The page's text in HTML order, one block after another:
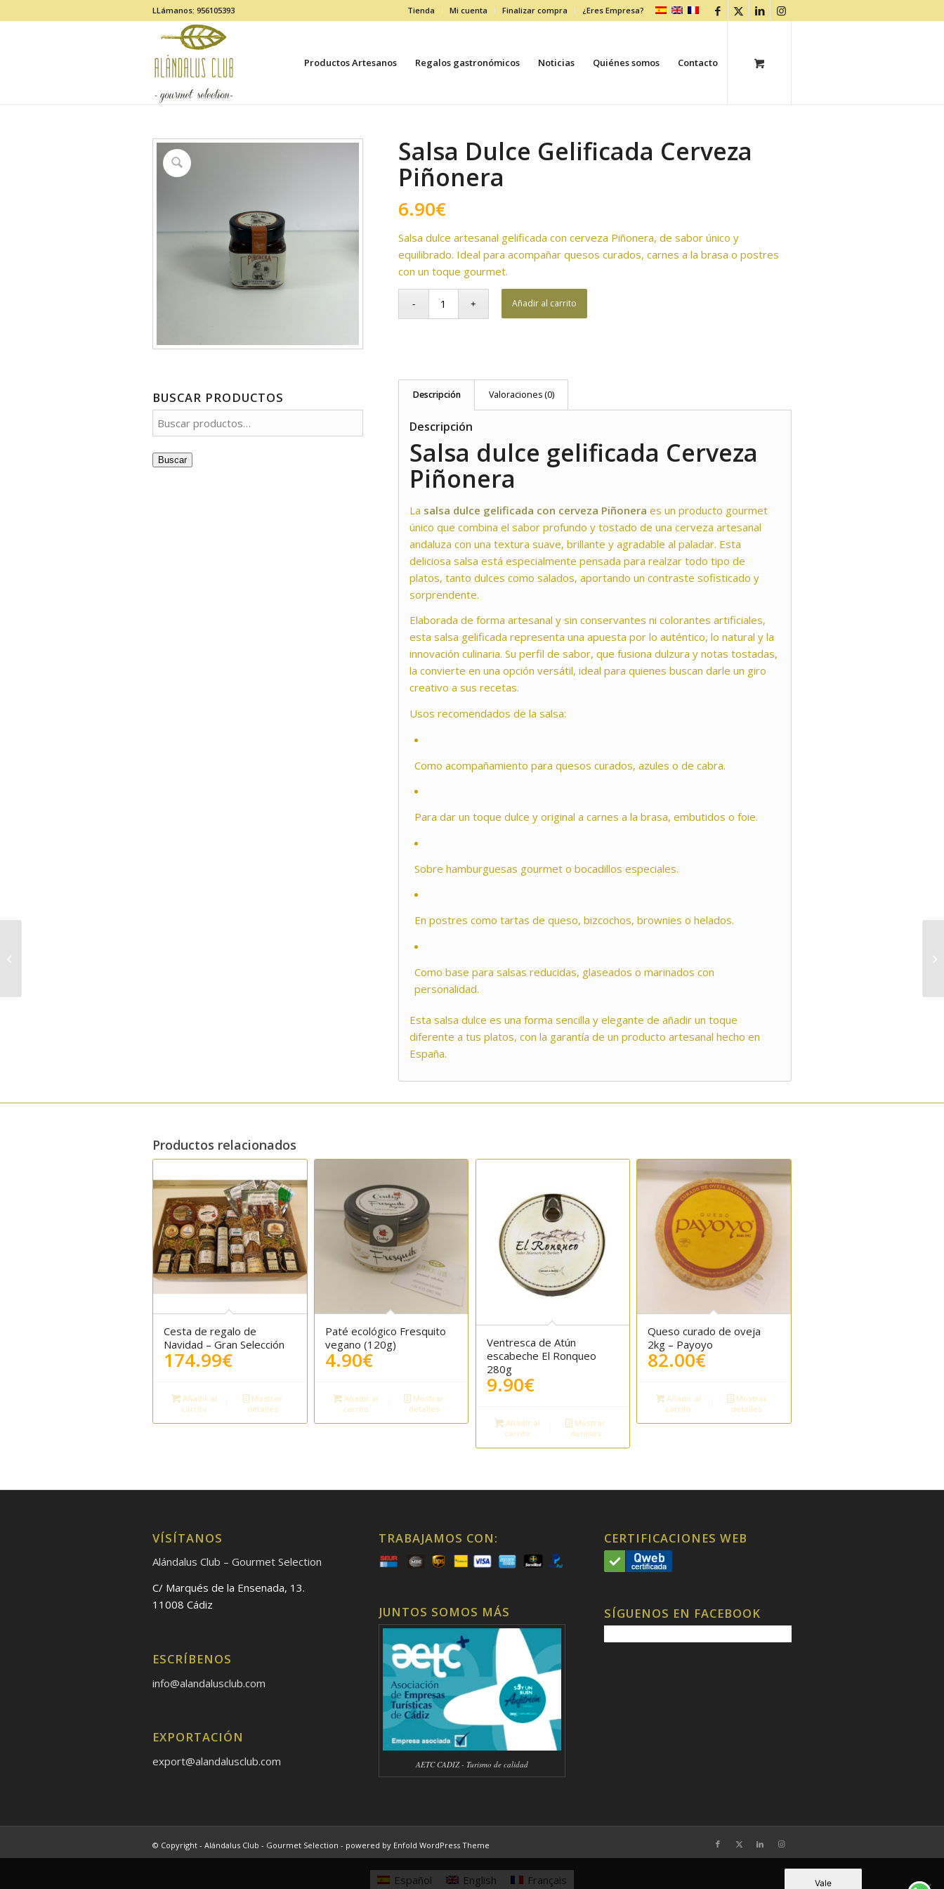
Tienda Mi cuenta Finalizar compra ¿Eres Empresa?
LLámanos: 956105393
Productos Artesanos Regalos gastronómicos Noticias Quiénes somos Contacto
BUSCAR PRODUCTOS
Buscar
Salsa Dulce Gelificada Cerveza
Piñonera
6.90€
Salsa dulce artesanal gelificada con cerveza Piñonera, de sabor único y
equilibrado. Ideal para acompañar quesos curados, carnes a la brasa o postres
con un toque gourmet.
Añadir al carrito
Descripción Valoraciones (0)
Descripción
Salsa dulce gelificada Cerveza
Piñonera
La salsa dulce gelificada con cerveza Piñonera es un producto gourmet
único que combina el sabor profundo y tostado de una cerveza artesanal
andaluza con una textura suave, brillante y agradable al paladar. Esta
deliciosa salsa está especialmente pensada para realzar todo tipo de
platos, tanto dulces como salados, aportando un contraste sofisticado y
sorprendente.
Elaborada de forma artesanal y sin conservantes ni colorantes artificiales,
esta salsa gelificada representa una apuesta por lo auténtico, lo natural y la
innovación culinaria. Su perfil de sabor, que fusiona dulzura y notas tostadas,
la convierte en una opción versátil, ideal para quienes buscan darle un giro
creativo a sus recetas.
Usos recomendados de la salsa:
Como acompañamiento para quesos curados, azules o de cabra.
Para dar un toque dulce y original a carnes a la brasa, embutidos o foie.
Sobre hamburguesas gourmet o bocadillos especiales.
En postres como tartas de queso, bizcochos, brownies o helados.
Como base para salsas reducidas, glaseados o marinados con
personalidad.
Esta salsa dulce es una forma sencilla y elegante de añadir un toque
diferente a tus platos, con la garantía de un producto artesanal hecho en
España.
Productos relacionados
Cesta de regalo de
Navidad – Gran Selección
174.99€
Añadir al
carrito
Mostrar
detalles
Paté ecológico Fresquito
vegano (120g)
4.90€
Añadir al
carrito
Mostrar
detalles
Ventresca de Atún
escabeche El Ronqueo
280g
9.90€
Añadir al
carrito
Mostrar
detalles
Queso curado de oveja
2kg – Payoyo
82.00€
Añadir al
carrito
Mostrar
detalles
VÍSÍTANOS
Alándalus Club – Gourmet Selection
C/ Marqués de la Ensenada, 13.
11008 Cádiz
ESCRÍBENOS
info@alandalusclub.com
EXPORTACIÓN
export@alandalusclub.com
TRABAJAMOS CON:
JUNTOS SOMOS MÁS
AETC CADIZ - Turismo de calidad
CERTIFICACIONES WEB
SÍGUENOS EN FACEBOOK
© Copyright - Alándalus Club - Gourmet Selection - powered by Enfold WordPress Theme
Español English Français Vale